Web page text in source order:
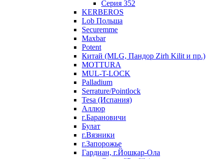
Серия 352
KERBEROS
Lob Польша
Securemme
Maxbar
Potent
Китай (MLG, Пандор Zirh Kilit и пр.)
MOTTURA
MUL-T-LOCK
Palladium
Serrature/Pointlock
Tesa (Испания)
Аллюр
г.Барановичи
Булат
г.Вязники
г.Запорожье
Гардиан, г.Йошкар-Ола